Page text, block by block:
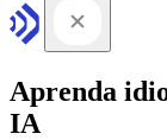
Aprenda
IA